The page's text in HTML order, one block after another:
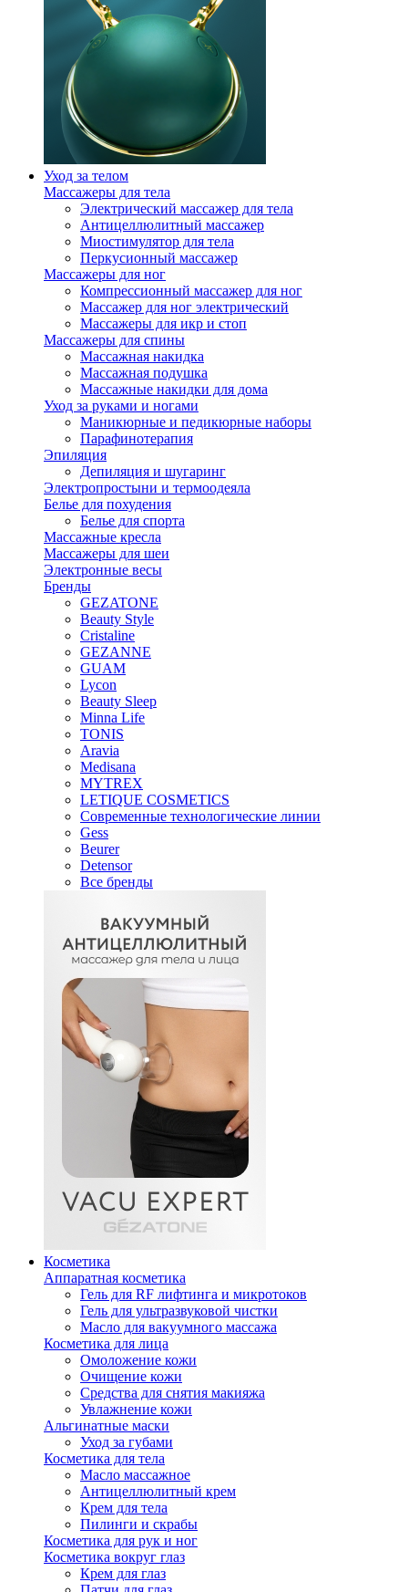
Уход за телом
Массажеры для тела
Электрический массажер для тела
Антицеллюлитный массажер
Миостимулятор для тела
Перкусионный массажер
Массажеры для ног
Компрессионный массажер для ног
Массажер для ног электрический
Массажеры для икр и стоп
Массажеры для спины
Массажная накидка
Массажная подушка
Массажные накидки для дома
Уход за руками и ногами
Маникюрные и педикюрные наборы
Парафинотерапия
Эпиляция
Депиляция и шугаринг
Электропростыни и термоодеяла
Белье для похудения
Белье для спорта
Массажные кресла
Массажеры для шеи
Электронные весы
Бренды
GEZATONE
Beauty Style
Cristaline
GEZANNE
GUAM
Lycon
Beauty Sleep
Minna Life
TONIS
Aravia
Medisana
MYTREX
LETIQUE COSMETICS
Современные технологические линии
Gess
Beurer
Detensor
Все бренды
Косметика
Аппаратная косметика
Гель для RF лифтинга и микротоков
Гель для ультразвуковой чистки
Масло для вакуумного массажа
Косметика для лица
Омоложение кожи
Очищение кожи
Средства для снятия макияжа
Увлажнение кожи
Альгинатные маски
Уход за губами
Косметика для тела
Масло массажное
Антицеллюлитный крем
Крем для тела
Пилинги и скрабы
Косметика для рук и ног
Косметика вокруг глаз
Крем для глаз